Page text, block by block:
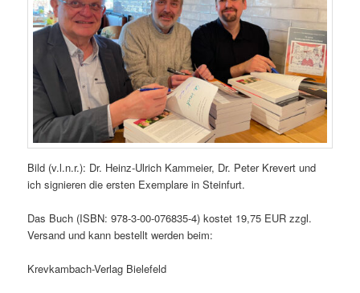
Bild (v.l.n.r.): Dr. Heinz-Ulrich Kammeier, Dr. Peter Krevert und
ich signieren die ersten Exemplare in Steinfurt.
Das Buch (ISBN: 978-3-00-076835-4) kostet 19,75 EUR zzgl.
Versand und kann bestellt werden beim:
Krevkambach-Verlag Bielefeld